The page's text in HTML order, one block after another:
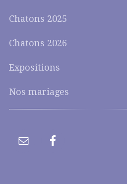
Chatons 2025
Chatons 2026
Expositions
Nos mariages